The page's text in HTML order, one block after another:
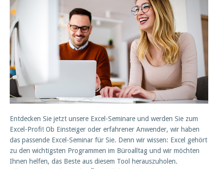
Entdecken Sie jetzt unsere Excel-Seminare und werden Sie zum
Excel-Profi! Ob Einsteiger oder erfahrener Anwender, wir haben
das passende Excel-Seminar für Sie. Denn wir wissen: Excel gehört
zu den wichtigsten Programmen im Büroalltag und wir möchten
Ihnen helfen, das Beste aus diesem Tool herauszuholen.